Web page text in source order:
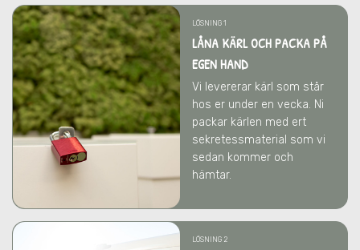
LÖSNING 1
LÅNA KÄRL OCH PACKA PÅ
EGEN HAND
Vi levererar kärl som står
hos er under en vecka. Ni
packar kärlen med ert
sekretessmaterial som vi
sedan kommer och
hämtar.
LÖSNING 2